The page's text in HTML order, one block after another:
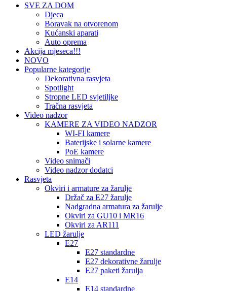
SVE ZA DOM
Djeca
Boravak na otvorenom
Kućanski aparati
Auto oprema
Akcija mjeseca!!!
NOVO
Popularne kategorije
Dekorativna rasvjeta
Spotlight
Stropne LED svjetiljke
Tračna rasvjeta
Video nadzor
KAMERE ZA VIDEO NADZOR
WI-FI kamere
Baterijske i solarne kamere
PoE kamere
Video snimači
Video nadzor dodatci
Rasvjeta
Okviri i armature za žarulje
Držač za E27 žarulje
Nadgradna armatura za žarulje
Okviri za GU10 i MR16
Okviri za AR111
LED žarulje
E27
E27 standardne
E27 dekorativne žarulje
E27 paketi žarulja
E14
E14 standardne